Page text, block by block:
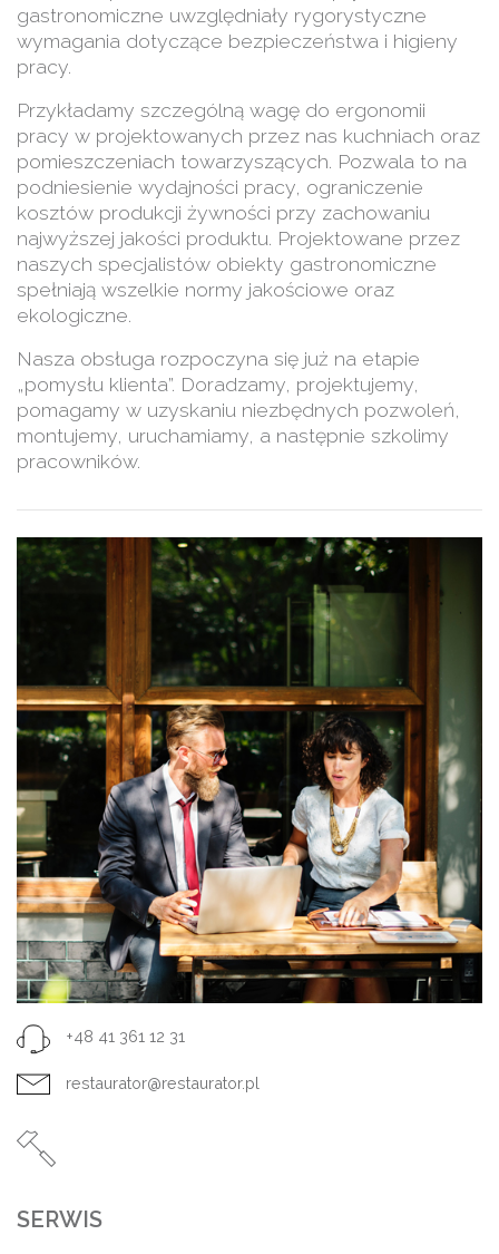
gastronomiczne uwzględniały rygorystyczne
wymagania dotyczące bezpieczeństwa i higieny
pracy.
Przykładamy szczególną wagę do ergonomii
pracy w projektowanych przez nas kuchniach oraz
pomieszczeniach towarzyszących. Pozwala to na
podniesienie wydajności pracy, ograniczenie
kosztów produkcji żywności przy zachowaniu
najwyższej jakości produktu. Projektowane przez
naszych specjalistów obiekty gastronomiczne
spełniają wszelkie normy jakościowe oraz
ekologiczne.
Nasza obsługa rozpoczyna się już na etapie
„pomysłu klienta”. Doradzamy, projektujemy,
pomagamy w uzyskaniu niezbędnych pozwoleń,
montujemy, uruchamiamy, a następnie szkolimy
pracowników.
+48 41 361 12 31
restaurator@restaurator.pl
SERWIS